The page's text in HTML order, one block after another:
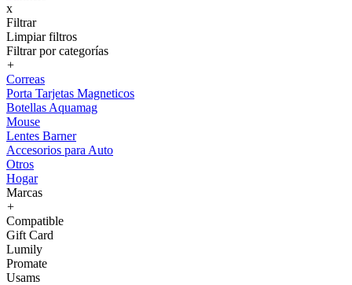
x
Filtrar
Limpiar filtros
Filtrar por categorías
+
Correas
Porta Tarjetas Magneticos
Botellas Aquamag
Mouse
Lentes Barner
Accesorios para Auto
Otros
Hogar
Marcas
+
Compatible
Gift Card
Lumily
Promate
Usams